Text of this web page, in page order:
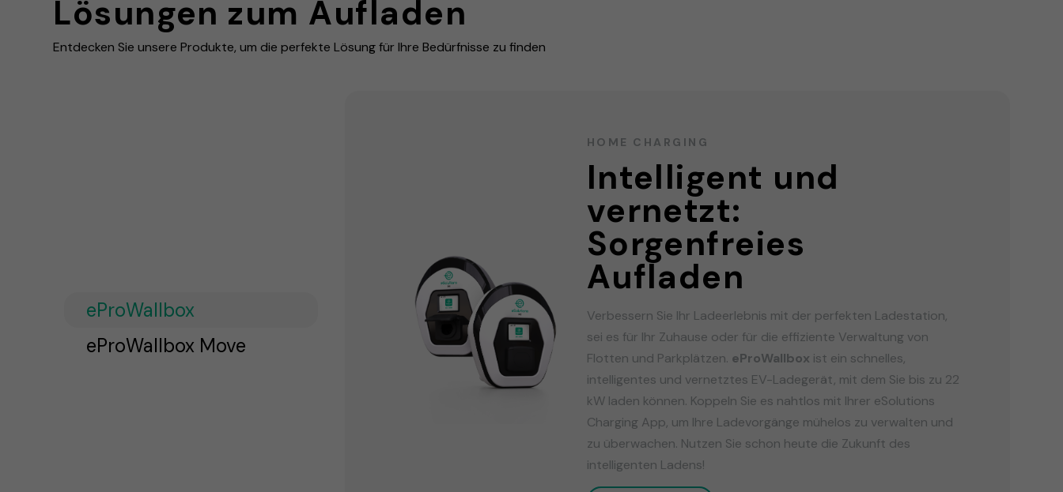
Lösungen zum Aufladen
Entdecken Sie unsere Produkte, um die perfekte Lösung für Ihre Bedürfnisse zu finden
eProWallbox
eProWallbox Move
HOME CHARGING
Intelligent und
vernetzt:
Sorgenfreies
Aufladen
Verbessern Sie Ihr Ladeerlebnis mit der perfekten Ladestation,
sei es für Ihr Zuhause oder für die effiziente Verwaltung von
Flotten und Parkplätzen. eProWallbox ist ein schnelles,
intelligentes und vernetztes EV-Ladegerät, mit dem Sie bis zu 22
kW laden können. Koppeln Sie es nahtlos mit Ihrer eSolutions
Charging App, um Ihre Ladevorgänge mühelos zu verwalten und
zu überwachen. Nutzen Sie schon heute die Zukunft des
intelligenten Ladens!